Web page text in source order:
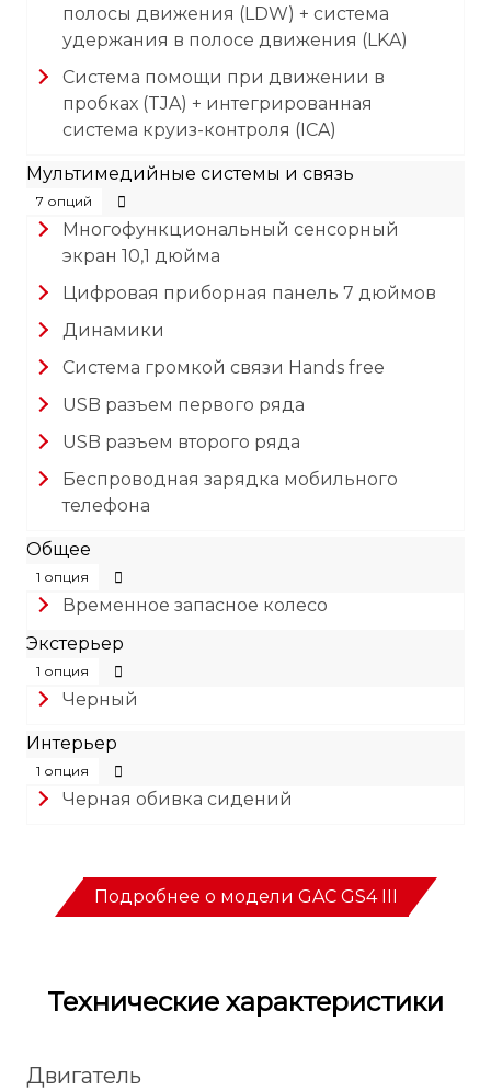
полосы движения (LDW) + система
удержания в полосе движения (LKA)
Система помощи при движении в
пробках (TJA) + интегрированная
система круиз-контроля (ICA)
Мультимедийные системы и связь
7 опций
Многофункциональный сенсорный
экран 10,1 дюйма
Цифровая приборная панель 7 дюймов
Динамики
Система громкой связи Hands free
USB разъем первого ряда
USB разъем второго ряда
Беспроводная зарядка мобильного
телефона
Общее
1 опция
Временное запасное колесо
Экстерьер
1 опция
Черный
Интерьер
1 опция
Черная обивка сидений
Подробнее о модели GAC GS4 III
Технические характеристики
Двигатель